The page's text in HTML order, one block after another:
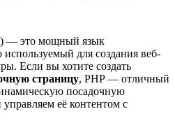
— это мощный язык
для создания веб-
Если вы хотите создать
страницу, PHP — отличный
посадочную
её контентом с